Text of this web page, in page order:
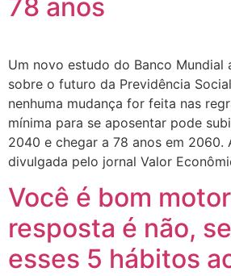
78 anos
Um novo estudo do Banco Mundial
sobre o futuro da Previdência
nenhuma mudança for feita nas
mínima para se aposentar pode
2040 e chegar a 78 anos em 2060.
divulgada pelo jornal Valor
Você é bom
resposta é não,
esses 5 hábitos